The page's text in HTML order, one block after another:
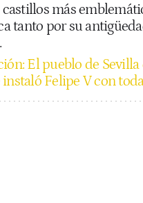
más
tanto por su
El pueblo de
instaló Felipe V con